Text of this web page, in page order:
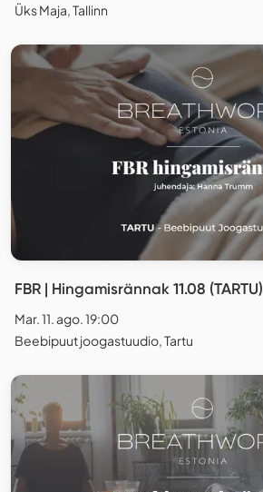
Üks Maja, Tallinn
FBR | Hingamisrännak 11.08 (TARTU)
Mar. 11. ago. 19:00
Beebipuut joogastuudio, Tartu